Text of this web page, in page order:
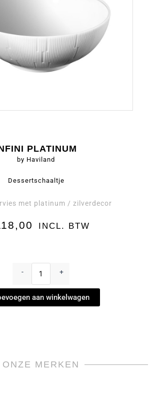
PLATINUM
by Haviland
Dessertschaaltje
met platinum / zilverdecor
INCL. BTW
-
Platinum
by
+
aan winkelwagen
ONZE MERKEN